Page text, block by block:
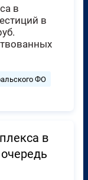
в
в
ФО
в